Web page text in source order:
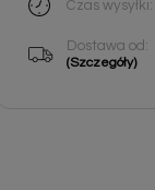
Czas wysyłki:
Dostawa od:
(Szczegóły)